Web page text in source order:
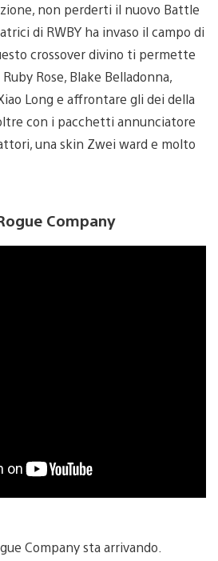
non perderti il nuovo Battle
di RWBY ha invaso il campo di
crossover divino ti permette
Rose, Blake Belladonna,
Long e affrontare gli dei della
con i pacchetti annunciatore
una skin Zwei ward e molto
Company
Company sta arrivando.